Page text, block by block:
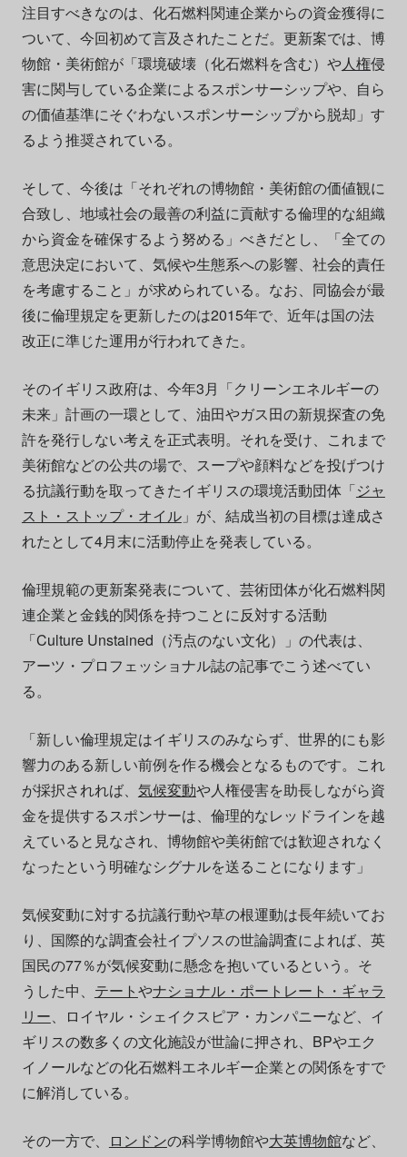
注目すべきなのは、化石燃料関連企業からの資金獲得に
ついて、今回初めて言及されたことだ。更新案では、博
物館・美術館が「環境破壊（化石燃料を含む）や人権侵
害に関与している企業によるスポンサーシップや、自ら
の価値基準にそぐわないスポンサーシップから脱却」す
るよう推奨されている。
そして、今後は「それぞれの博物館・美術館の価値観に
合致し、地域社会の最善の利益に貢献する倫理的な組織
から資金を確保するよう努める」べきだとし、「全ての
意思決定において、気候や生態系への影響、社会的責任
を考慮すること」が求められている。なお、同協会が最
後に倫理規定を更新したのは2015年で、近年は国の法
改正に準じた運用が行われてきた。
そのイギリス政府は、今年3月「クリーンエネルギーの
未来」計画の一環として、油田やガス田の新規探査の免
許を発行しない考えを正式表明。それを受け、これまで
美術館などの公共の場で、スープや顔料などを投げつけ
る抗議行動を取ってきたイギリスの環境活動団体「ジャ
スト・ストップ・オイル」が、結成当初の目標は達成さ
れたとして4月末に活動停止を発表している。
倫理規範の更新案発表について、芸術団体が化石燃料関
連企業と金銭的関係を持つことに反対する活動
「Culture Unstained（汚点のない文化）」の代表は、
アーツ・プロフェッショナル誌の記事でこう述べてい
る。
「新しい倫理規定はイギリスのみならず、世界的にも影
響力のある新しい前例を作る機会となるものです。これ
が採択されれば、 気候変動や人権侵害を助長しながら資
金を提供するスポンサーは、倫理的なレッドラインを越
えていると見なされ、博物館や美術館では歓迎されなく
なったという明確なシグナルを送ることになります」
気候変動に対する抗議行動や草の根運動は長年続いてお
り、国際的な調査会社イプソスの世論調査によれば、英
国民の77％が気候変動に懸念を抱いているという。そ
うした中、 テートやナショナル・ポートレート・ギャラ
リー、ロイヤル・シェイクスピア・カンパニーなど、イ
ギリスの数多くの文化施設が世論に押され、BPやエク
イノールなどの化石燃料エネルギー企業との関係をすで
に解消している。
その一方で、 ロンドンの科学博物館や大英博物館など、